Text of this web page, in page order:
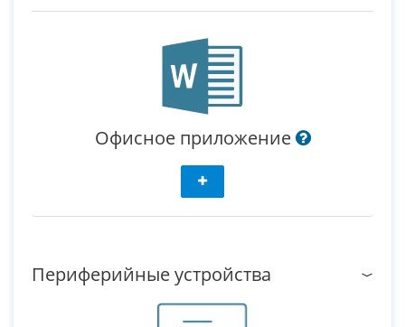
Офисное приложение
Периферийные устройства